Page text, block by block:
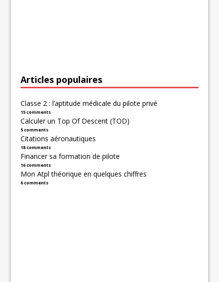
Articles populaires
Classe 2 : l’aptitude médicale du pilote privé
15 comments
Calculer un Top Of Descent (TOD)
5 comments
Citations aéronautiques
18 comments
Financer sa formation de pilote
16 comments
Mon Atpl théorique en quelques chiffres
6 comments